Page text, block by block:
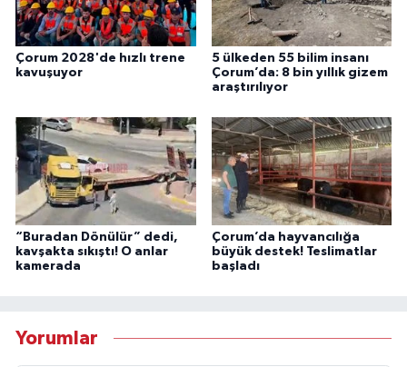
Çorum 2028'de hızlı trene
kavuşuyor
5 ülkeden 55 bilim insanı
Çorum’da: 8 bin yıllık gizem
araştırılıyor
“Buradan Dönülür” dedi,
kavşakta sıkıştı! O anlar
kamerada
Çorum’da hayvancılığa
büyük destek! Teslimatlar
başladı
Yorumlar